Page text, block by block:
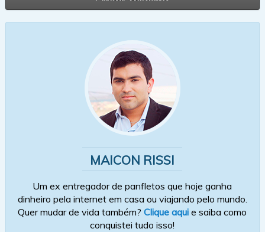
MAICON RISSI
Um ex entregador de panfletos que hoje ganha
dinheiro pela internet em casa ou viajando pelo mundo.
Quer mudar de vida também?Clique aqui e saiba como
conquistei tudo isso!